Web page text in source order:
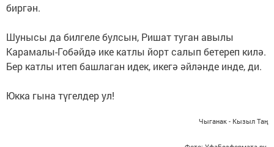
биргән.
Шунысы да билгеле булсын, Ришат туган авылы
Карамалы-Гобәйдә ике катлы йорт салып бетереп килә.
Бер катлы итеп башлаган идек, икегә әйләнде инде, ди.
Юкка гына түгелдер ул!
Чыганак - Кызыл Таң